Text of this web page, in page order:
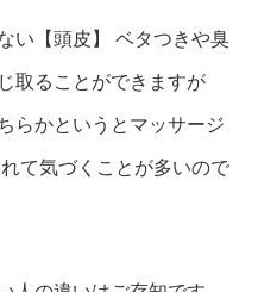
い【頭皮】
ベタつきや臭
取ることができますが
らかというとマッサージ
て気づくことが多いので